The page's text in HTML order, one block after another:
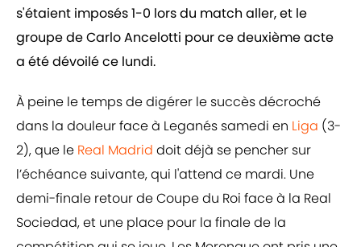
s'étaient imposés 1-0 lors du match aller, et le
groupe de Carlo Ancelotti pour ce deuxième acte
a été dévoilé ce lundi.
À peine le temps de digérer le succès décroché
dans la douleur face à Leganés samedi en Liga (3-
2), que le Real Madrid doit déjà se pencher sur
l’échéance suivante, qui l'attend ce mardi. Une
demi-finale retour de Coupe du Roi face à la Real
Sociedad, et une place pour la finale de la